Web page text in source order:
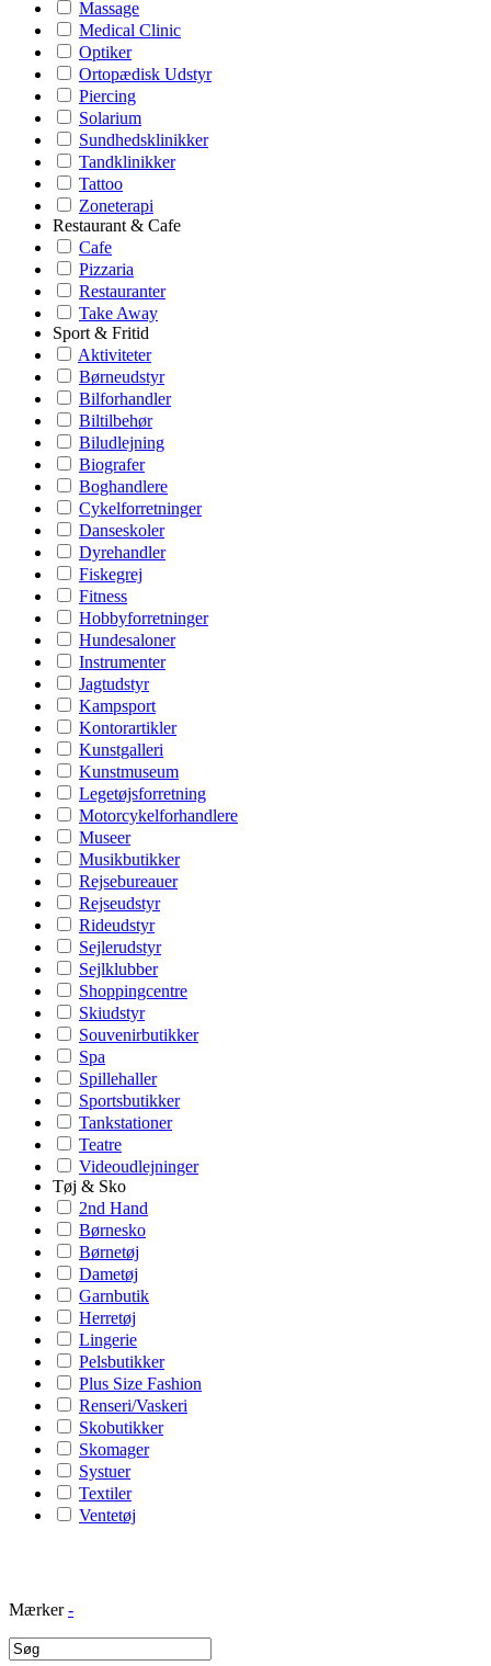
Massage
Medical Clinic
Optiker
Ortopædisk Udstyr
Piercing
Solarium
Sundhedsklinikker
Tandklinikker
Tattoo
Zoneterapi
Restaurant & Cafe
Cafe
Pizzaria
Restauranter
Take Away
Sport & Fritid
Aktiviteter
Børneudstyr
Bilforhandler
Biltilbehør
Biludlejning
Biografer
Boghandlere
Cykelforretninger
Danseskoler
Dyrehandler
Fiskegrej
Fitness
Hobbyforretninger
Hundesaloner
Instrumenter
Jagtudstyr
Kampsport
Kontorartikler
Kunstgalleri
Kunstmuseum
Legetøjsforretning
Motorcykelforhandlere
Museer
Musikbutikker
Rejsebureauer
Rejseudstyr
Rideudstyr
Sejlerudstyr
Sejlklubber
Shoppingcentre
Skiudstyr
Souvenirbutikker
Spa
Spillehaller
Sportsbutikker
Tankstationer
Teatre
Videoudlejninger
Tøj & Sko
2nd Hand
Børnesko
Børnetøj
Dametøj
Garnbutik
Herretøj
Lingerie
Pelsbutikker
Plus Size Fashion
Renseri/Vaskeri
Skobutikker
Skomager
Systuer
Textiler
Ventetøj
Mærker -